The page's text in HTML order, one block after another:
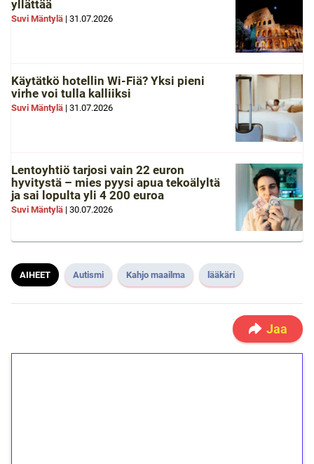
yllättää
Suvi Mäntylä | 31.07.2026
Käytätkö hotellin Wi-Fiä? Yksi pieni
virhe voi tulla kalliiksi
Suvi Mäntylä | 31.07.2026
Lentoyhtiö tarjosi vain 22 euron
hyvitystä – mies pyysi apua tekoälyltä
ja sai lopulta yli 4 200 euroa
Suvi Mäntylä | 30.07.2026
AIHEET Autismi Kahjo maailma lääkäri
Jaa